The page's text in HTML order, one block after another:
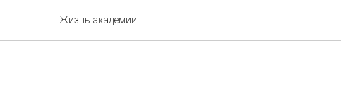
Жизнь академии